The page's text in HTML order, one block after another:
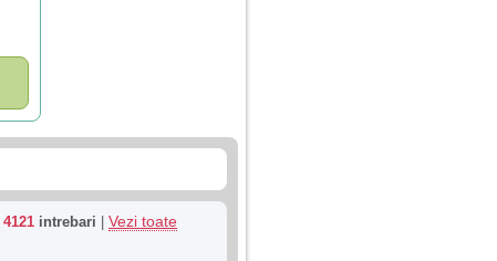
4121 intrebari
Vezi toate